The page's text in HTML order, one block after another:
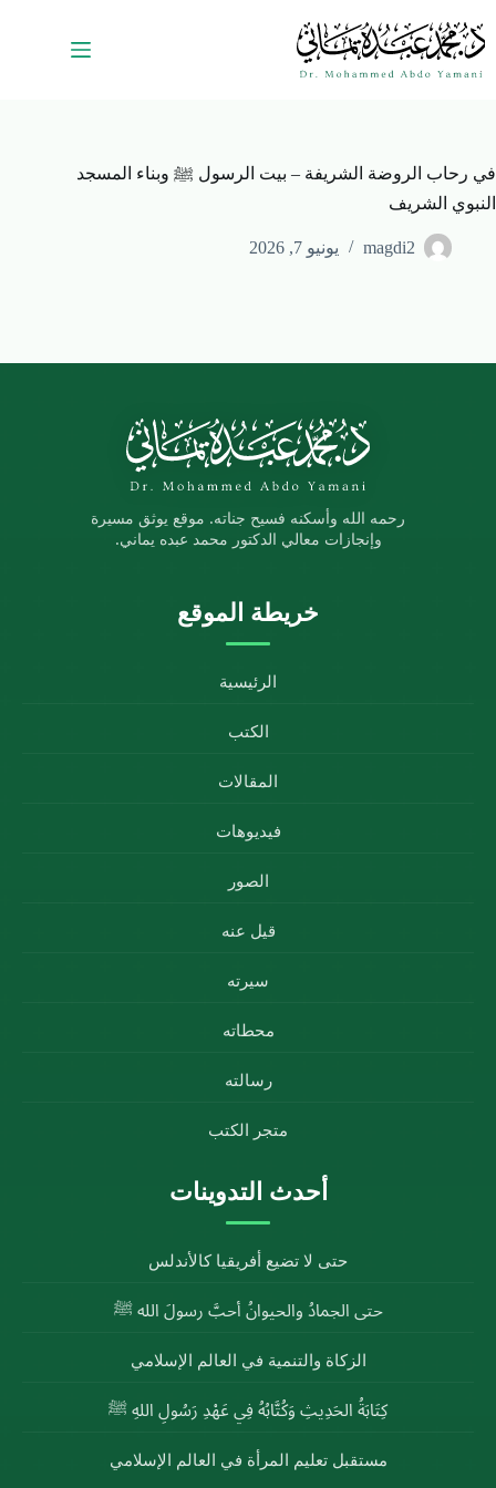
في رحاب الروضة الشريفة – بيت الرسول ﷺ وبناء المسجد
النبوي الشريف
magdi2 يونيو 7, 2026
رحمه الله وأسكنه فسيح جناته. موقع يوثق مسيرة
وإنجازات معالي الدكتور محمد عبده يماني.
خريطة الموقع
الرئيسية
الكتب
المقالات
فيديوهات
الصور
قيل عنه
سيرته
محطاته
رسالته
متجر الكتب
أحدث التدوينات
حتى لا تضيع أفريقيا كالأندلس
حتى الجمادُ والحيوانُ أحبَّ رسولَ الله ﷺ
الزكاة والتنمية في العالم الإسلامي
كِتَابَةُ الحَدِيثِ وَكُتَّابُهُ فِي عَهْدِ رَسُولِ اللهِ ﷺ
مستقبل تعليم المرأة في العالم الإسلامي